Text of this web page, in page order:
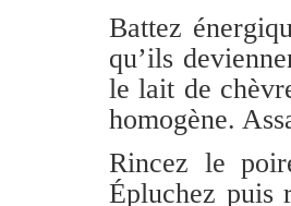
Battez
qu’ils
le lait de
homogène.
Rincez le
Épluchez puis